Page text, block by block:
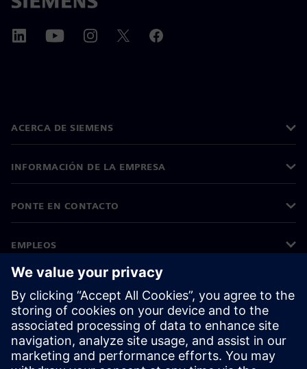
ACERCA DE SIEMENS
INFORMACIÓN DE LA EMPRESA
PONTE EN CONTACTO
EMPLEOS
©Siemens 2026
Información corporativa
Aviso de privacidad